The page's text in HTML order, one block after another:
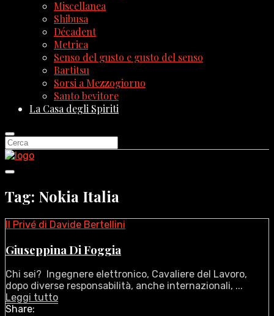
Miscellanea
Shibusa
Décadent
Metrica
Senso del gusto e gusto del senso
Bartitsu
Sorsi a Mezzogiorno
Santo bevitore
La Casa degli Spiriti
Tag: Nokia Italia
Il Privé di Davide Bertellini
Giuseppina Di Foggia
Chi sei? Ingegnere elettronico, Cavaliere del Lavoro,
dopo diverse responsabilità, anche internazionali, ...
Leggi tutto
Share: